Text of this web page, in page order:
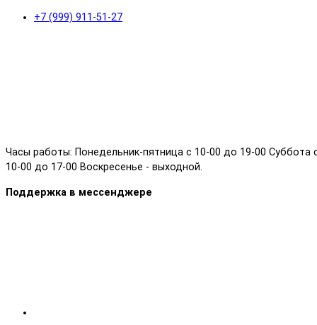
+7 (999) 911-51-27
Часы работы: Понедельник-пятница с 10-00 до 19-00 Суббота
10-00 до 17-00 Воскресенье - выходной.
Поддержка в мессенджере